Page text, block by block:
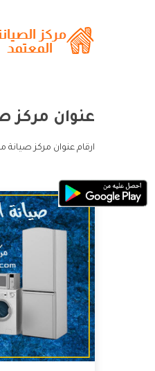
عنوان مركز
ارقام عنوان مركز صيانة